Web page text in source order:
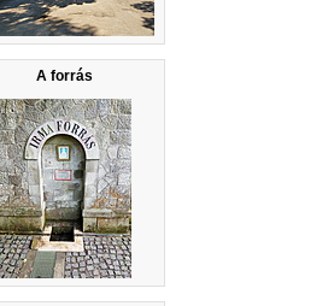
A forrás